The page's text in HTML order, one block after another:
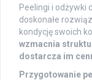
Peelingi i odżywki
doskonałe
kondycję swoich
wzmacnia
dostarcza im
Przygotowanie